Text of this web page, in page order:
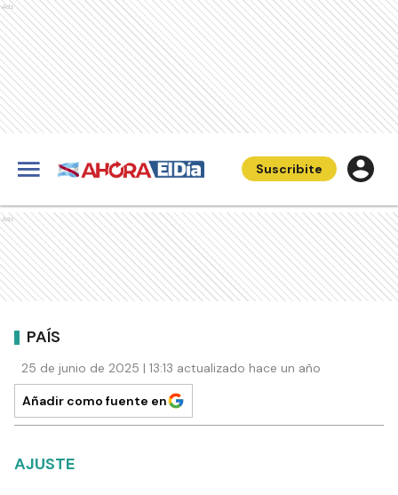
Ads
Suscribite
Ads
PAÍS
25 de junio de 2025 | 13:13 actualizado hace un año
Añadir como fuente en
AJUSTE